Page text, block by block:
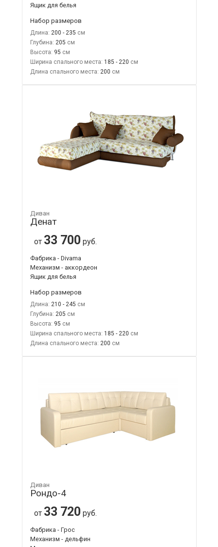
Ящик для белья
Набор размеров
Длина: 200 - 235
Глубина: 205
Высота: 95
Ширина спального места: 185 - 220
Длина спального места: 200
Диван
Денат
от 33 700 руб.
Фабрика - Divama
Механизм - аккордеон
Ящик для белья
Набор размеров
Длина: 210 - 245
Глубина: 205
Высота: 95
Ширина спального места: 185 - 220
Длина спального места: 200
Диван
Рондо-4
от 33 720 руб.
Фабрика - Грос
Механизм - дельфин